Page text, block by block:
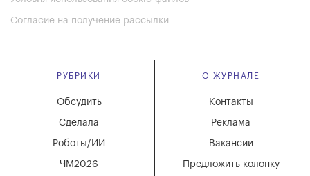
Согласие на получение рассылки
РУБРИКИ
Обсудить
Сделала
Роботы/ИИ
ЧМ2026
О ЖУРНАЛЕ
Вакансии
Реклама
Контакты
Предложить колонку